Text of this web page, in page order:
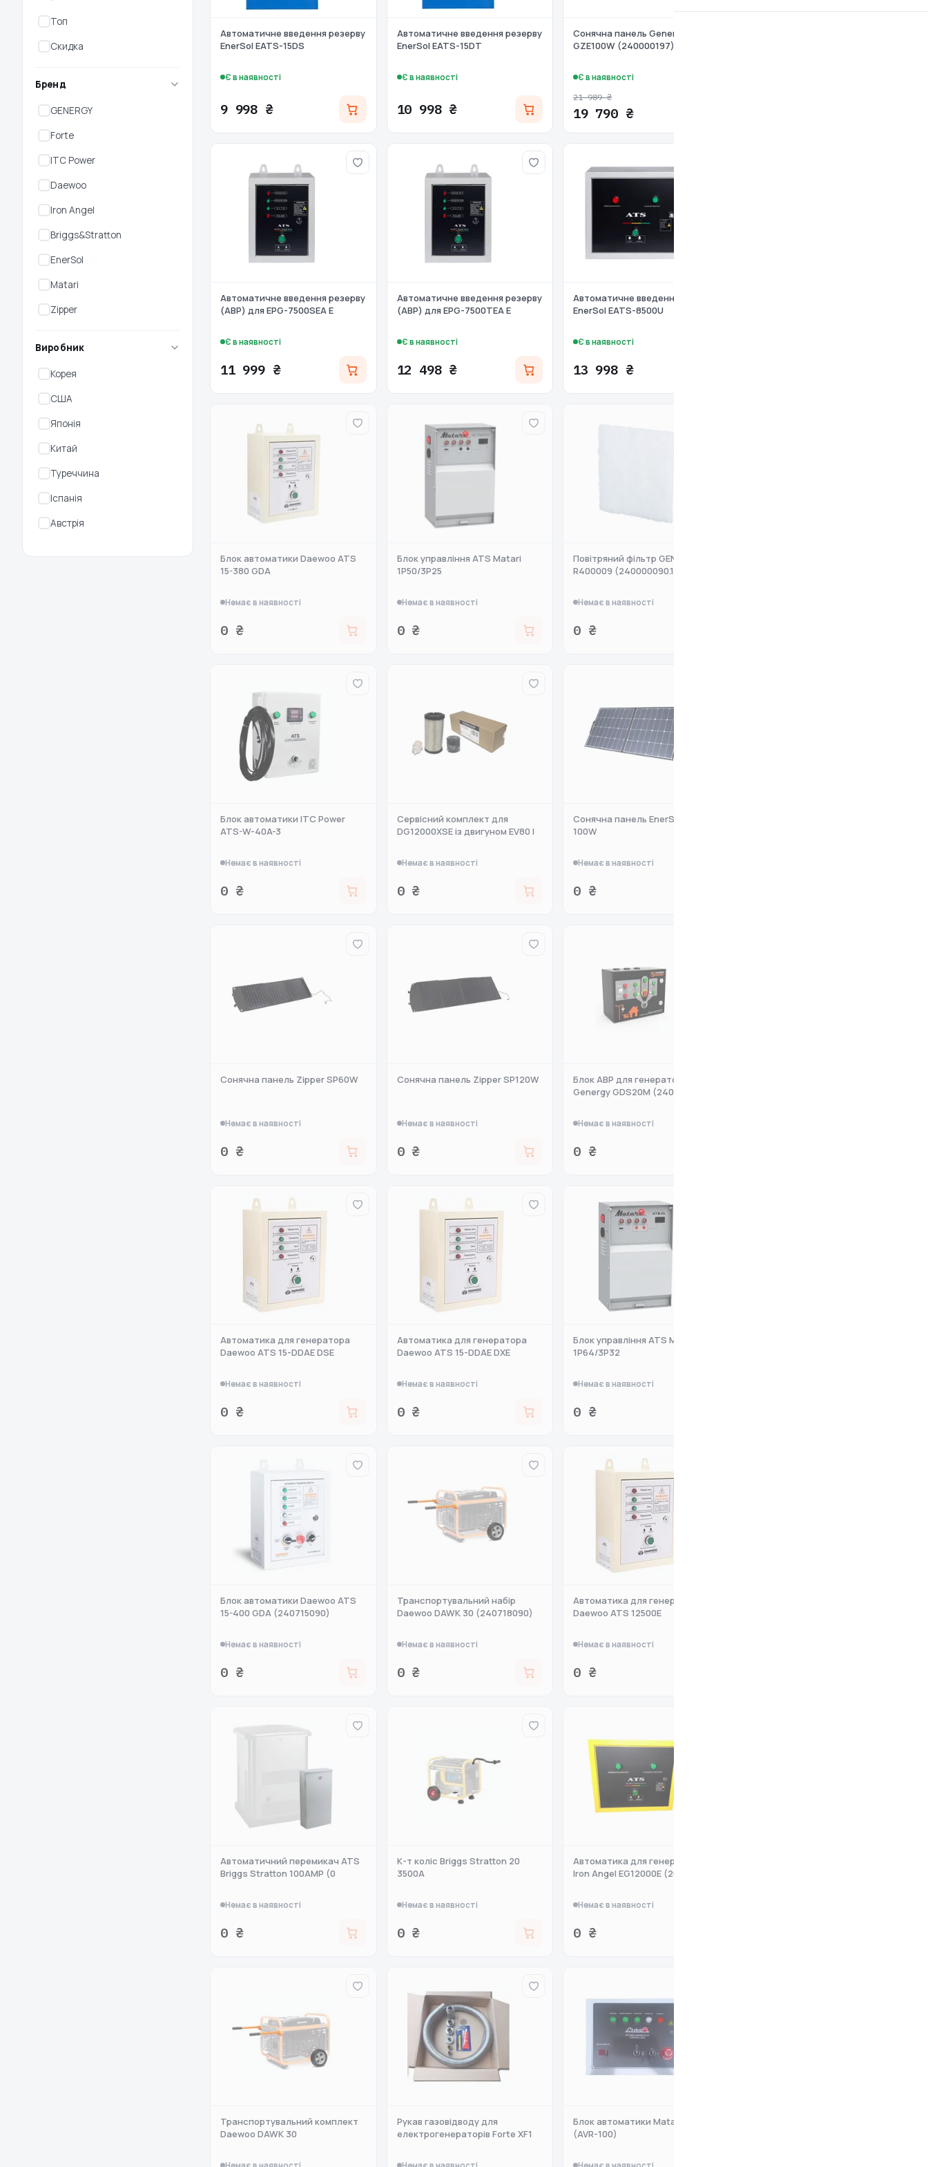
Топ
Скидка
Бренд
GENERGY
Forte
ITC Power
Daewoo
Iron Angel
Briggs&Stratton
EnerSol
Matari
Zipper
Виробник
Корея
США
Японія
Китай
Туреччина
Іспанія
Австрія
Автоматичне введення резерву
EnerSol EATS-15DS
Є в наявності
9 998 ₴
Автоматичне введення резерву
EnerSol EATS-15DT
Є в наявності
10 998 ₴
Сонячна панель Genergy Zero
GZE100W (240000197)
Є в наявності
21 989 ₴
19 790 ₴
Автоматичне введення резерву
(АВР) для EPG-7500SEA E
Є в наявності
11 999 ₴
Автоматичне введення резерву
(АВР) для EPG-7500TEA E
Є в наявності
12 498 ₴
Автоматичне введення резерву
EnerSol EATS-8500U
Є в наявності
13 998 ₴
Блок автоматики Daewoo ATS
15-380 GDA
Немає в наявності
0 ₴
Блок управління ATS Matari
1P50/3P25
Немає в наявності
0 ₴
Повітряний фільтр GENERGY
R400009 (240000090.1)
Немає в наявності
0 ₴
Блок автоматики ITC Power
ATS-W-40A-3
Немає в наявності
0 ₴
Сервісний комплект для
DG12000XSE із двигуном EV80 I
Немає в наявності
0 ₴
Сонячна панель EnerSol ESP-
100W
Немає в наявності
0 ₴
Сонячна панель Zipper SP60W
Немає в наявності
0 ₴
Сонячна панель Zipper SP120W
Немає в наявності
0 ₴
Блок АВР для генератора
Genergy GDS20M (240063090.at
Немає в наявності
0 ₴
Автоматика для генератора
Daewoo ATS 15-DDAE DSE
Немає в наявності
0 ₴
Автоматика для генератора
Daewoo ATS 15-DDAE DXE
Немає в наявності
0 ₴
Блок управління ATS Matari
1P64/3P32
Немає в наявності
0 ₴
Блок автоматики Daewoo ATS
15-400 GDA (240715090)
Немає в наявності
0 ₴
Транспортувальний набір
Daewoo DAWK 30 (240718090)
Немає в наявності
0 ₴
Автоматика для генератора
Daewoo ATS 12500E
Немає в наявності
0 ₴
Автоматичний перемикач ATS
Briggs Stratton 100AMP (0
Немає в наявності
0 ₴
К-т коліс Briggs Stratton 20
3500A
Немає в наявності
0 ₴
Автоматика для генератора
Iron Angel EG12000E (20011
Немає в наявності
0 ₴
Транспортувальний комплект
Daewoo DAWK 30
Рукав газовідводу для
електрогенераторів Forte XF1
Блок автоматики Matari 100 А
(AVR-100)